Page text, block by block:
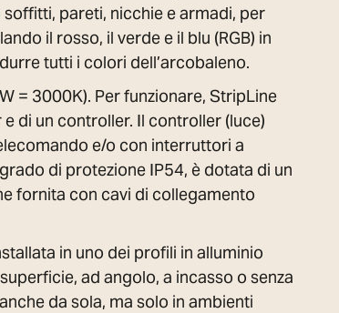
pareti, nicchie e armadi, per
il rosso, il verde e il blu (RGB) in
tutti i colori dell’arcobaleno.
= 3000K). Per funzionare, StripLine
di un controller. Il controller (luce)
e/o con interruttori a
di protezione IP54, è dotata di un
fornita con cavi di collegamento
in uno dei profili in alluminio
ad angolo, a incasso o senza
da sola, ma solo in ambienti